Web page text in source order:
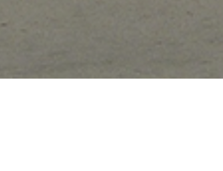
Morada:
Largo da Porta Férrea 3004-530 Coimbra